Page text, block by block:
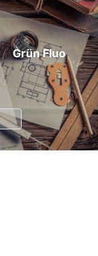
/ Grün Fluo